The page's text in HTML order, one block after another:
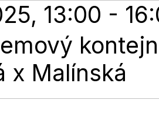
13:00 -
x Malínská